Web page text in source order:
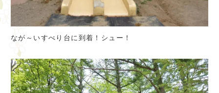
なが～いすべり台に到着！シュー！